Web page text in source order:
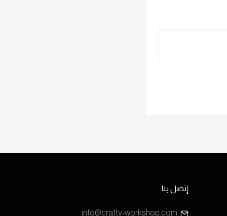
إتصل بنا
info@crafty-workshop.com